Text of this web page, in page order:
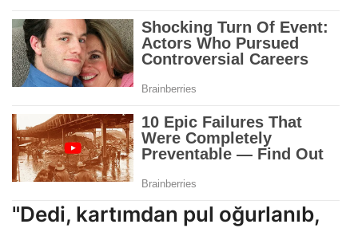
Siyasət
İqtisadiyyat
Hadisə
Dünya
Cəmiyyət
İdman
"Dedi, kartımdan pul oğurlanıb,